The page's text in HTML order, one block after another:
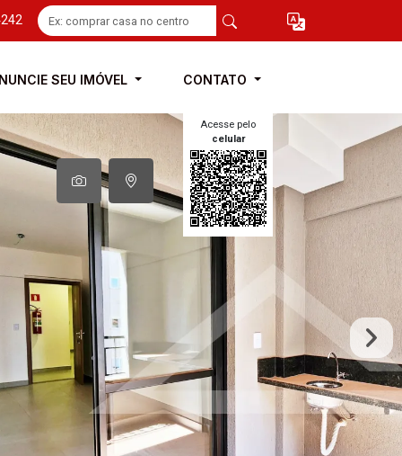
SEU IMÓVEL CONTATO
Acesse pelo
celular